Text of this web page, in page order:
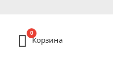
0
Корзина